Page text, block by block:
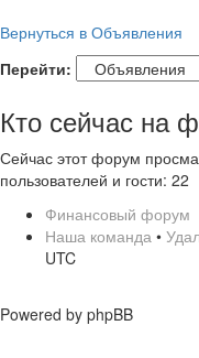
Вернуться в Объявления
Перейти:
Кто сейчас на
Сейчас этот форум
пользователей и гости: 22
Финансовый форум
Наша команда •
UTC
Powered by phpBB